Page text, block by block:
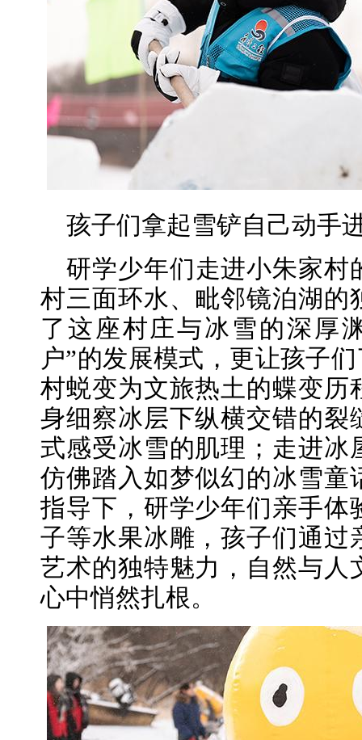
孩子们拿起雪铲自己动手
研学少年们走进小朱家村
村三面环水、毗邻镜泊湖的
了这座村庄与冰雪的深厚
户”的发展模式，更让孩子
村蜕变为文旅热土的蝶变历
身细察冰层下纵横交错的裂
式感受冰雪的肌理；走进冰
仿佛踏入如梦似幻的冰雪童
指导下，研学少年们亲手体
子等水果冰雕，孩子们通过
艺术的独特魅力，自然与人
心中悄然扎根。